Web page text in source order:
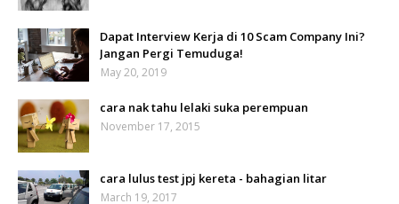
Dapat Interview Kerja di 10 Scam Company Ini?
Jangan Pergi Temuduga!
May 20, 2019
cara nak tahu lelaki suka perempuan
November 17, 2015
cara lulus test jpj kereta - bahagian litar
March 19, 2017